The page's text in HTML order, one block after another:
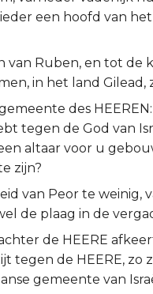
een hoofd van
van Ruben, en tot de
in het land
des
tegen de God van
altaar voor u
zijn?
van Peor te weinig,
de plaag in de
de HEERE
tegen de HEERE, zo
gemeente van